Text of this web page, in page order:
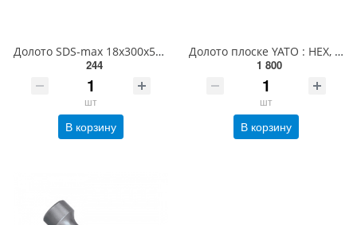
Долото SDS-max 18x300x50 мм AEG ASDSC1830050 4932479275
244
шт
В корзину
Долото плоске YATO : HEX, L= 450 мм, w= 125 мм [5] YT-47372
1 800
шт
В корзину